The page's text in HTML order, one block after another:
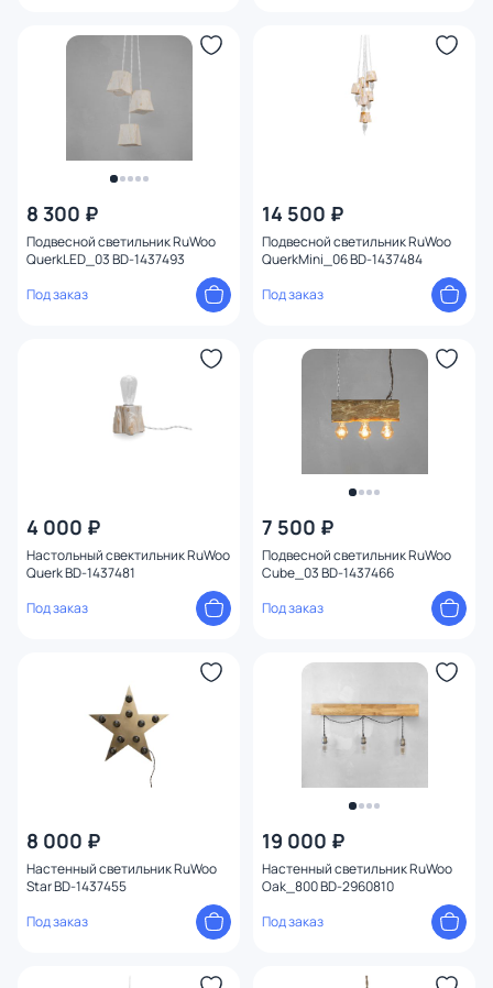
8 300 ₽
Подвесной светильник RuWoo
QuerkLED_03 BD-1437493
Под заказ
14 500 ₽
Подвесной светильник RuWoo
QuerkMini_06 BD-1437484
Под заказ
4 000 ₽
Настольный свектильник RuWoo
Querk BD-1437481
Под заказ
7 500 ₽
Подвесной светильник RuWoo
Cube_03 BD-1437466
Под заказ
8 000 ₽
Настенный светильник RuWoo
Star BD-1437455
Под заказ
19 000 ₽
Настенный светильник RuWoo
Oak_800 BD-2960810
Под заказ